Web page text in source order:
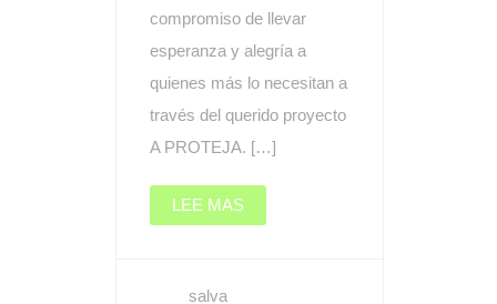
compromiso de llevar
esperanza y alegría a
quienes más lo necesitan a
través del querido proyecto
A PROTEJA. […]
LEE MAS
salva